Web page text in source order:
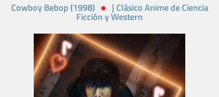
Cowboy Bebop (1998) | Clásico Anime de Ciencia
Ficción y Western